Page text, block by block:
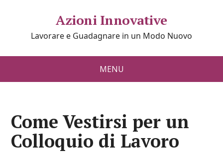
Azioni Innovative
Lavorare e Guadagnare in un Modo Nuovo
MENU
Come Vestirsi per un
Colloquio di Lavoro